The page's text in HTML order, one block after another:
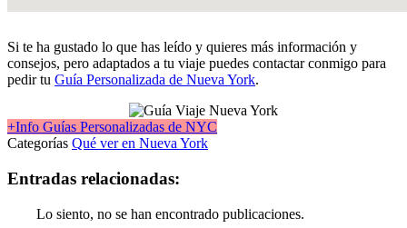
Si te ha gustado lo que has leído y quieres más información y
consejos, pero adaptados a tu viaje puedes contactar conmigo para
pedir tu Guía Personalizada de Nueva York.
+Info Guías Personalizadas de NYC
Categorías Qué ver en Nueva York
Entradas relacionadas:
Lo siento, no se han encontrado publicaciones.